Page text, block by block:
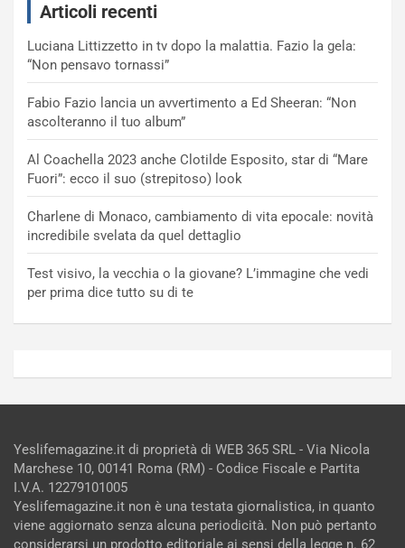
Articoli recenti
Luciana Littizzetto in tv dopo la malattia. Fazio la gela:
“Non pensavo tornassi”
Fabio Fazio lancia un avvertimento a Ed Sheeran: “Non
ascolteranno il tuo album”
Al Coachella 2023 anche Clotilde Esposito, star di “Mare
Fuori”: ecco il suo (strepitoso) look
Charlene di Monaco, cambiamento di vita epocale: novità
incredibile svelata da quel dettaglio
Test visivo, la vecchia o la giovane? L’immagine che vedi
per prima dice tutto su di te
Yeslifemagazine.it di proprietà di WEB 365 SRL - Via Nicola
Marchese 10, 00141 Roma (RM) - Codice Fiscale e Partita
I.V.A. 12279101005
Yeslifemagazine.it non è una testata giornalistica, in quanto
viene aggiornato senza alcuna periodicità. Non può pertanto
considerarsi un prodotto editoriale ai sensi della legge n. 62